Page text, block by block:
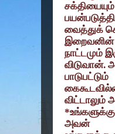
சக்தியையும்
வைத்துக்
இறைவனின்
நாட்டமும்
பாடுபட்டும்
விட்டாலும்
*
அவன்